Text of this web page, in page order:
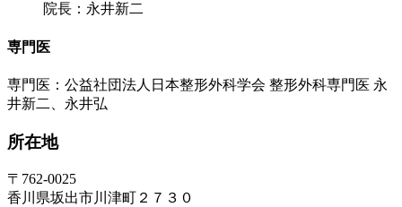
院長：永井新二
専門医
専門医：公益社団法人日本整形外科学会 整形外科専門医 永
井新二、永井弘
所在地
〒762-0025
香川県坂出市川津町２７３０